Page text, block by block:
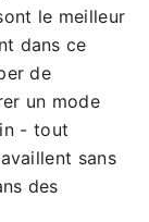
le meilleur
dans ce
de
un mode
- tout
sans
des